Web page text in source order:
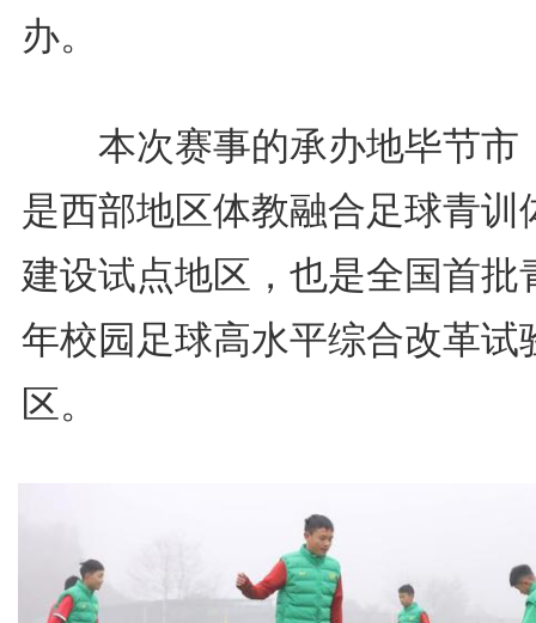
办。
本次赛事的承办地毕节市
是西部地区体教融合足球青训
建设试点地区，也是全国首批
年校园足球高水平综合改革试
区。